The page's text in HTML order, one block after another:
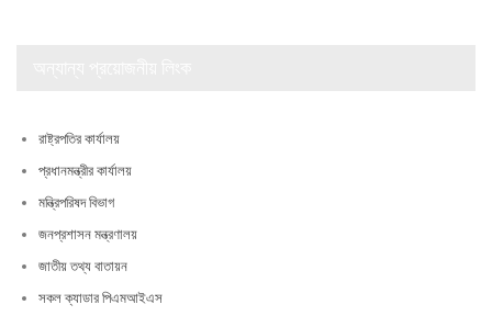
রাষ্ট্রপতির কার্যালয়
প্রধানমন্ত্রীর কার্যালয়
মন্ত্রিপরিষদ বিভাগ
জনপ্রশাসন মন্ত্রণালয়
জাতীয় তথ্য বাতায়ন
সকল ক্যাডার পিএমআইএস